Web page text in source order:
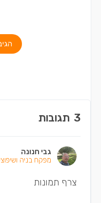
3 תגובות
גבי חנונה
מפקח בניה
צרף תמונות